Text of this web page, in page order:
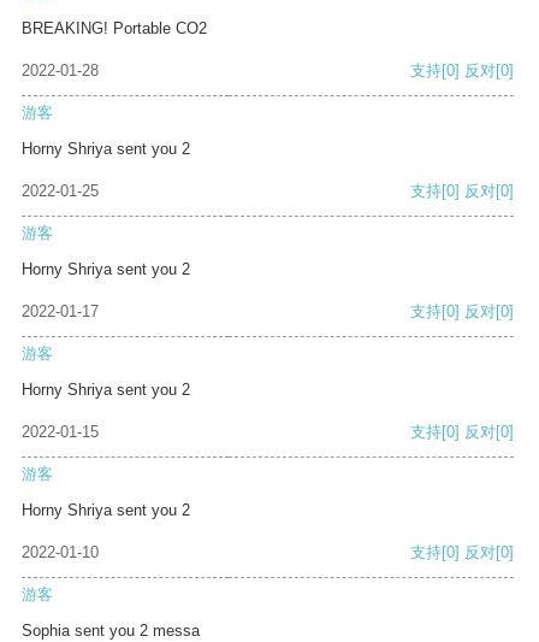
BREAKING! Portable CO2
2022-01-28 支持[0] 反对[0]
游客
Horny Shriya sent you 2
2022-01-25 支持[0] 反对[0]
游客
Horny Shriya sent you 2
2022-01-17 支持[0] 反对[0]
游客
Horny Shriya sent you 2
2022-01-15 支持[0] 反对[0]
游客
Horny Shriya sent you 2
2022-01-10 支持[0] 反对[0]
游客
Sophia sent you 2 messa